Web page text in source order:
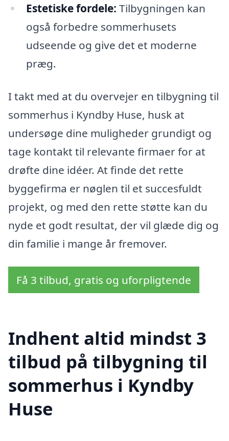
Estetiske fordele: Tilbygningen kan
også forbedre sommerhusets
udseende og give det et moderne
præg.
I takt med at du overvejer en tilbygning til
sommerhus i Kyndby Huse, husk at
undersøge dine muligheder grundigt og
tage kontakt til relevante firmaer for at
drøfte dine idéer. At finde det rette
byggefirma er nøglen til et succesfuldt
projekt, og med den rette støtte kan du
nyde et godt resultat, der vil glæde dig og
din familie i mange år fremover.
Få 3 tilbud, gratis og uforpligtende
Indhent altid mindst 3
tilbud på tilbygning til
sommerhus i Kyndby
Huse